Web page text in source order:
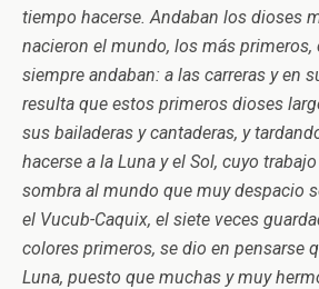
tiempo hacerse. Andaban los dioses
nacieron el mundo, los más
siempre andaban: a las carreras y en
resulta que estos primeros dioses
sus bailaderas y cantaderas, y
hacerse a la Luna y el Sol, cuyo
sombra al mundo que muy despacio
el Vucub-Caquix, el siete veces
colores primeros, se dio en pensarse
Luna, puesto que muchas y muy